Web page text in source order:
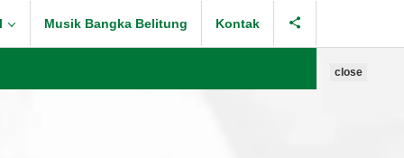
Musik Bangka Belitung Kontak
close